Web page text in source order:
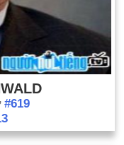
#619